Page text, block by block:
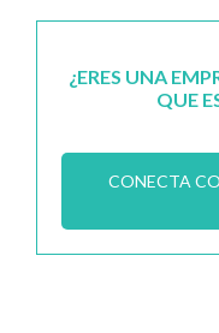
¿ERES UNA
QUE
CONECTA